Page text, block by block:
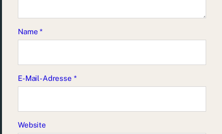
Name*
E-Mail-Adresse *
Website